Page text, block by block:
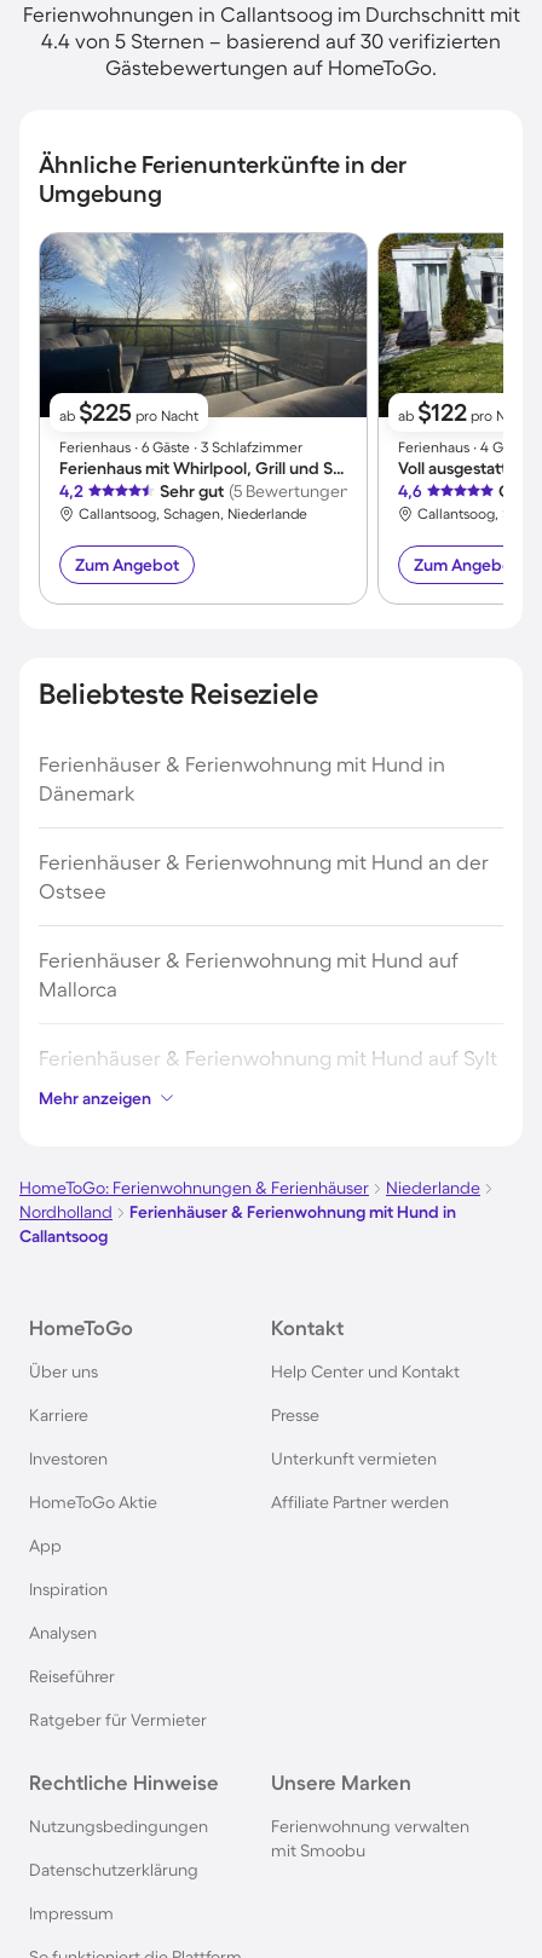
Ferienwohnungen in Callantsoog im Durchschnitt mit
4.4 von 5 Sternen – basierend auf 30 verifizierten
Gästebewertungen auf HomeToGo.
Ähnliche Ferienunterkünfte in der
Umgebung
ab $225 pro Nacht
Ferienhaus ∙ 6 Gäste ∙ 3 Schlafzimmer
Ferienhaus mit Whirlpool, Grill und Sauna | Meerblick
4,2
Sehr gut (5 Bewertungen)
Callantsoog, Schagen, Niederlande
Zum Angebot
ab $122 pro Nacht
Ferienhaus ∙ 4 Gäste
4,6
Callantsoog,
Zum Angebot
Beliebteste Reiseziele
Ferienhäuser & Ferienwohnung mit Hund in
Dänemark
Ferienhäuser & Ferienwohnung mit Hund an der
Ostsee
Ferienhäuser & Ferienwohnung mit Hund auf
Mallorca
Ferienhäuser & Ferienwohnung mit Hund auf Sylt
Ferienhäuser & Ferienwohnung mit Hund auf
Ferienhäuser & Ferienwohnung mit Hund am
Ferienhäuser & Ferienwohnung mit Hund auf
Rügen
Gardasee
Nordsee
Ferienhäuser & Ferienwohnung mit Hund in
Allgäu
Ferienhäuser & Ferienwohnung mit Hund auf
Mehr anzeigen
HomeToGo: Ferienwohnungen & Ferienhäuser
Niederlande
Nordholland
Ferienhäuser & Ferienwohnung mit Hund in
Callantsoog
HomeToGo
Über uns
Karriere
Investoren
HomeToGo Aktie
App
Inspiration
Analysen
Reiseführer
Ratgeber für Vermieter
Kontakt
Help Center und Kontakt
Presse
Unterkunft vermieten
Affiliate Partner werden
Rechtliche Hinweise
Nutzungsbedingungen
Datenschutzerklärung
Impressum
Unsere Marken
Ferienwohnung verwalten
mit Smoobu